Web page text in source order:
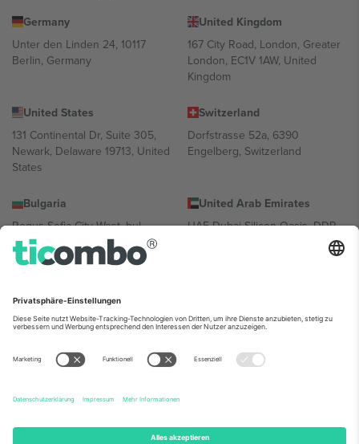
Germany
Unter den Linden 24, 10117
Berlin, Germany
United Kingdom
167 City Road, London, Greater
London, EC1V 1AW, United
Kingdom
United States
131 Continental Dr, Suite 305,
Newark, Delaware 19713, United
States
Switzerland
Dorfstrasse 52a, 6390
Engelberg, Switzerland
Bulgaria
Regus Sofia City West, bul
Totleben 53-55, 1606 Sofia,
Bulgaria
United Arab Emirates
UAE Dubai Silicon Oasis, DDP
Building A1, Office 302, Dubai,
Mexico
Av Chapultepec 360, Roma
Norte, Cuauhtémoc, 06700
Ciudad de México, CDMX,
Mexico
Die juristische Person des Plattformanbieters kann je nach
Informationen finden Sie auf der jeweiligen Veranstaltungsseite, im